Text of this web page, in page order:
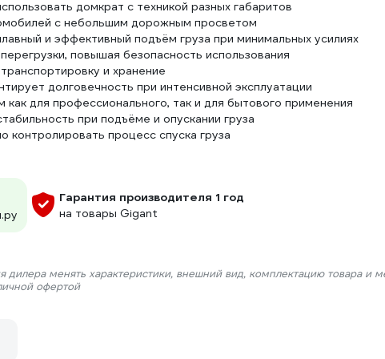
домкрат с техникой разных габаритов
с небольшим дорожным просветом
и эффективный подъём груза при минимальных усилиях
повышая безопасность использования
и хранение
долговечность при интенсивной эксплуатации
для профессионального, так и для бытового применения
при подъёме и опускании груза
контролировать процесс спуска груза
Гарантия производителя 1 год
на товары Gigant
дилера менять характеристики, внешний вид, комплектацию товара и
офертой